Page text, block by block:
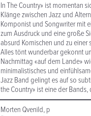
In The Country» ist momentan
Klänge zwischen Jazz und
Komponist und Songwriter mit
zum Ausdruck und eine große
absurd Komischen und zu
Alles tönt wunderbar gekonnt
Nachmittag «auf dem Lande»
minimalistisches und
Jazz Band gelingt es auf so
the Country» ist eine der
Morten Qvenild, p